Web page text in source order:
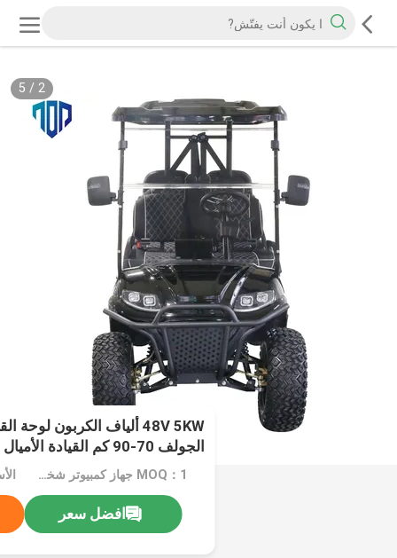
2
/
5
الجولف 70-90 كم القيادة الأميال
MOQ：1 جهاز كمبيوتر شخصى
افضل سعر